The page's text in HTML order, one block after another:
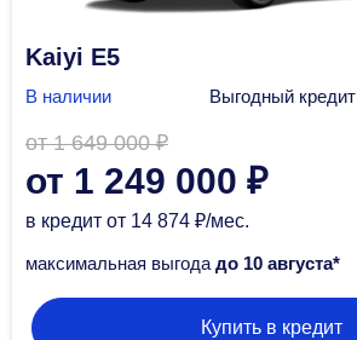
Kaiyi E5
В наличии Выгодный кредит
от 1 649 000 ₽
от 1 249 000 ₽
в кредит от 14 874 ₽/мec.
максимальная выгода до 10 августа*
Купить в кредит